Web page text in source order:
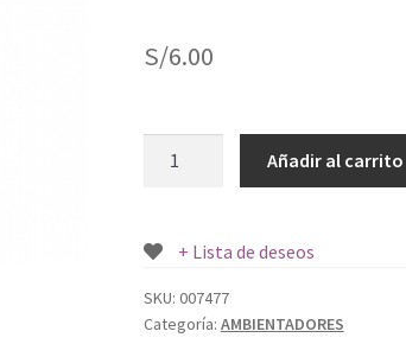
S/6.00
ML.
cantidad
Añadir al carrito
+ Lista de deseos
SKU: 007477
Categoría: AMBIENTADORES